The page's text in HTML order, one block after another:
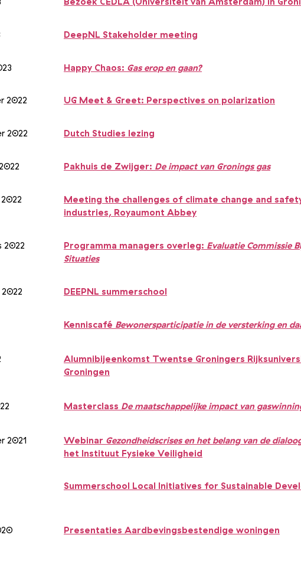
DeepNL Stakeholder meeting
Happy Chaos: Gas erop en gaan?
2022 UG Meet & Greet: Perspectives on polarization
2022 Dutch Studies lezing
Pakhuis de Zwijger: De impact van Gronings gas
Meeting the challenges of climate change and
industries, Royaumont Abbey
2022 Programma managers overleg: Evaluatie Commissie
Situaties
DEEPNL summerschool
Kenniscafé Bewonersparticipatie in de versterking en
Alumnibijeenkomst Twentse Groningers
Groningen
Masterclass De maatschappelijke impact van
2021 Webinar Gezondheidscrises en het belang van de
het Instituut Fysieke Veiligheid
Summerschool Local Initiatives for Sustainable
Presentaties Aardbevingsbestendige woningen